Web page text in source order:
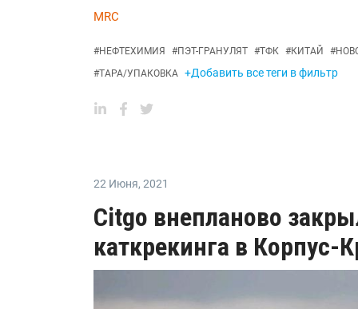
MRC
#НЕФТЕХИМИЯ #ПЭТ-ГРАНУЛЯТ #ТФК #КИТАЙ #
#ТАРА/УПАКОВКА +Добавить все теги в фильтр
22 Июня, 2021
Citgo внепланово
каткрекинга в Корпус-